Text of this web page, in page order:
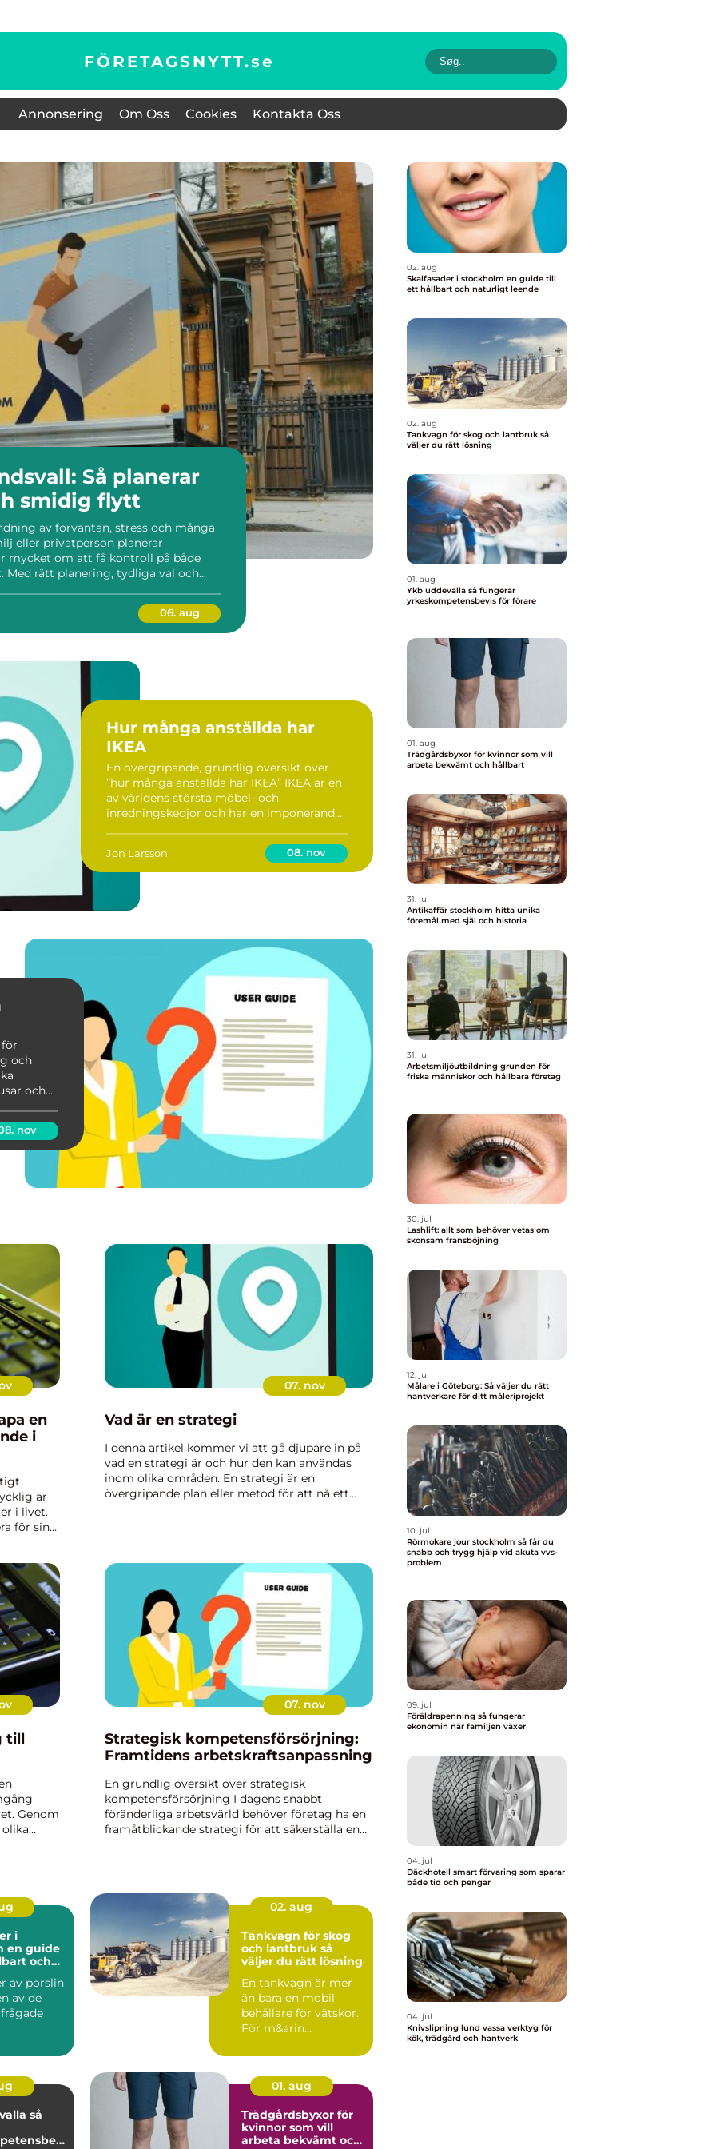
FÖRETAGSNYTT.se
Annonsering Om Oss Cookies Kontakta Oss
Så planerar
smidig flytt
av förväntan, stress och många
eller privatperson planerar
mycket om att få kontroll på både
Med rätt planering, tydliga val och
06. aug
Hur många anställda har
IKEA
En övergripande, grundlig översikt över
”hur många anställda har IKEA” IKEA är en
av världens största möbel- och
inredningskedjor och har en imponerande
Sverige år 1943 och har sedan dess vuxit
till a...
Jon Larsson 08. nov
och
och
till
nov
en
i
är
i livet.
för sin
07. nov
Vad är en strategi
I denna artikel kommer vi att gå djupare in på
vad en strategi är och hur den kan användas
inom olika områden. En strategi är en
övergripande plan eller metod för att nå ett
till
Genom
07. nov
Strategisk kompetensförsörjning:
Framtidens arbetskraftsanpassning
En grundlig översikt över strategisk
kompetensförsörjning I dagens snabbt
föränderliga arbetsvärld behöver företag ha en
framåtblickande strategi för att säkerställa en
i
och
av porslin
av de
02. aug
Tankvagn för skog
och lantbruk så
väljer du rätt lösning
En tankvagn är mer
än bara en mobil
behållare för vätskor.
För m&arin...
så
01. aug
Trädgårdsbyxor för
kvinnor som vill
arbeta bekvämt och
02. aug
Skalfasader i stockholm en guide till
ett hållbart och naturligt leende
02. aug
Tankvagn för skog och lantbruk så
väljer du rätt lösning
01. aug
Ykb uddevalla så fungerar
yrkeskompetensbevis för förare
01. aug
Trädgårdsbyxor för kvinnor som vill
arbeta bekvämt och hållbart
31. jul
Antikaffär stockholm hitta unika
föremål med själ och historia
31. jul
Arbetsmiljöutbildning grunden för
friska människor och hållbara företag
30. jul
Lashlift: allt som behöver vetas om
skonsam fransböjning
12. jul
Målare i Göteborg: Så väljer du rätt
hantverkare för ditt måleriprojekt
10. jul
Rörmokare jour stockholm så får du
snabb och trygg hjälp vid akuta vvs-
problem
09. jul
Föräldrapenning så fungerar
ekonomin när familjen växer
04. jul
Däckhotell smart förvaring som sparar
både tid och pengar
04. jul
Knivslipning lund vassa verktyg för
kök, trädgård och hantverk